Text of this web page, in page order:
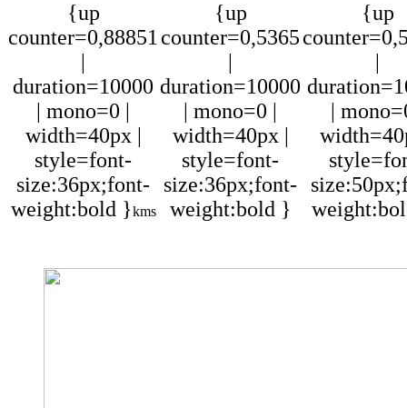
{up
counter=0,88851
duration=10000
| mono=0 |
width=40px |
style=font-
size:36px;font-
weight:bold }kms
{up
counter=0,5365
duration=10000
| mono=0 |
width=40px |
style=font-
size:36px;font-
weight:bold }
{up
|